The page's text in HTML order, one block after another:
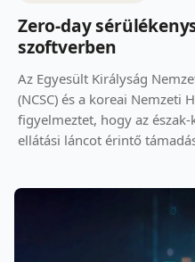
Zero-day
szoftverben
Az Egyesült Királyság
(NCSC) és a koreai Nemzeti
figyelmeztet, hogy az
ellátási láncot érintő